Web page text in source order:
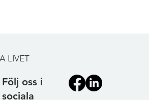
Följ oss i
sociala
LIVET